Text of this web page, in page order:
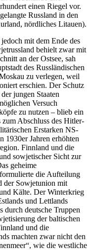
einen Riegel vor.
Russland in den
nördliches Litauen).
mit dem Ende des
behielt zwar mit
an der Ostsee, sah
des Russländischen
zu verlegen, weil
erschien. Der Schutz
jungen Staaten
Versuch
zu nutzen – blieb ein
zum Abschluss des Hitler-
Erstarken NS-
1930er Jahren erhöhten
Finnland und die
sowjetischer Sicht zur
geheime
die Aufteilung
der Sowjetunion mit
Kälte. Der Winterkrieg
und Lettlands
durch deutsche Truppen
der baltischen
und die
machten zwar nicht den
wie die westliche